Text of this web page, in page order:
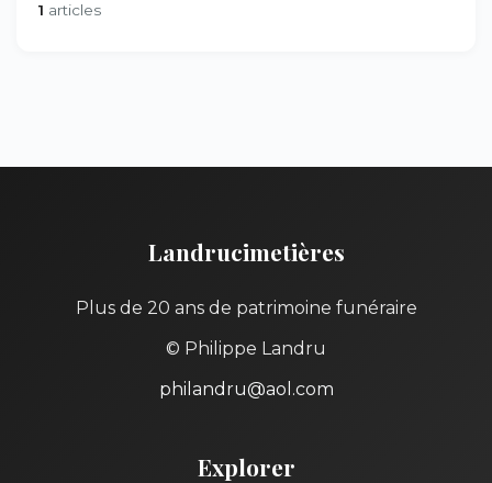
1 articles
Landrucimetières
Plus de 20 ans de patrimoine funéraire
© Philippe Landru
philandru@aol.com
Explorer